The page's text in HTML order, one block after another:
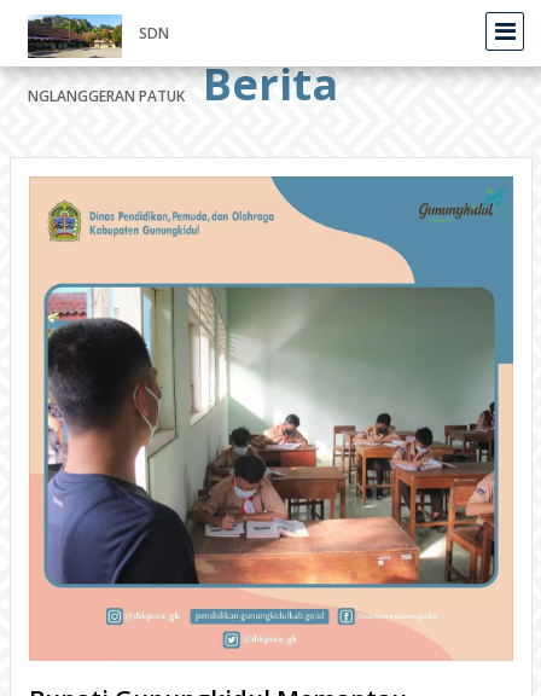
SDN
NGLANGGERAN PATUK Berita